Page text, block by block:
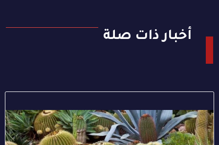
أخبار ذات صلة